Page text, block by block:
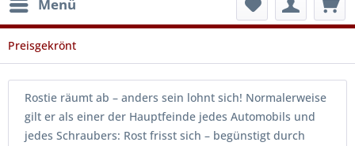
Menü
Preisgekrönt
Rostie räumt ab – anders sein lohnt sich! Normalerweise
gilt er als einer der Hauptfeinde jedes Automobils und
jedes Schraubers: Rost frisst sich – begünstigt durch